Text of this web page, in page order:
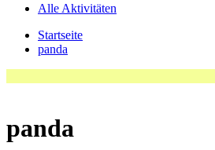
Alle Aktivitäten
Startseite
panda
panda